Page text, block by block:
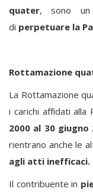
quater, sono un
di perpetuare la
Rottamazione
La Rottamazione
i carichi affidati alla
2000 al 30 giugno
rientrano anche le
agli atti inefficaci.
Il contribuente in